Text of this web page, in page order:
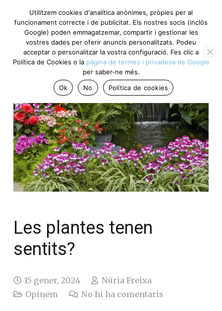
Les plantes tenen
sentits?
15 gener, 2024
Núria Freixa
Opinem
No hi ha comentaris
Utilitzem cookies d'analítica anònimes, pròpies per al
funcionament correcte i de publicitat. Els nostres socis (inclòs
Google) poden emmagatzemar, compartir i gestionar les
vostres dades per oferir anuncis personalitzats. Podeu
acceptar o personalitzar la vostra configuració. Fes clic a
Política de Cookies o la pàgina de termes i privadesa de Google
per saber-ne més.
Ok
No Política de cookies